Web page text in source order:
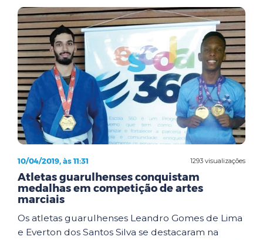
1293 visualizações
10/04/2019, às 11:31
Atletas guarulhenses conquistam
medalhas em competição de artes
marciais
Os atletas guarulhenses Leandro Gomes de Lima
e Everton dos Santos Silva se destacaram na